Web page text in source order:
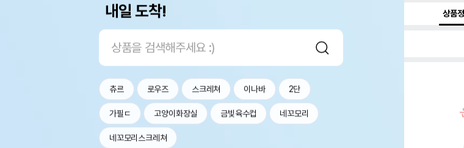
내일 도착!
츄르 로우즈 스크레쳐 이나바 2단
가필ㄷ 고양이화장실 금빛육수컵 네꼬모리
네꼬모리스크레쳐
상품